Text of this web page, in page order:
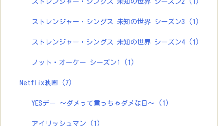
ストレンジャー・シングス 未知の世界 シーズン2 (1)
ストレンジャー・シングス 未知の世界 シーズン3 (1)
ストレンジャー・シングス 未知の世界 シーズン4 (1)
ノット・オーケー シーズン1 (1)
Netflix映画 (7)
YESデー ～ダメって言っちゃダメな日～ (1)
アイリッシュマン (1)